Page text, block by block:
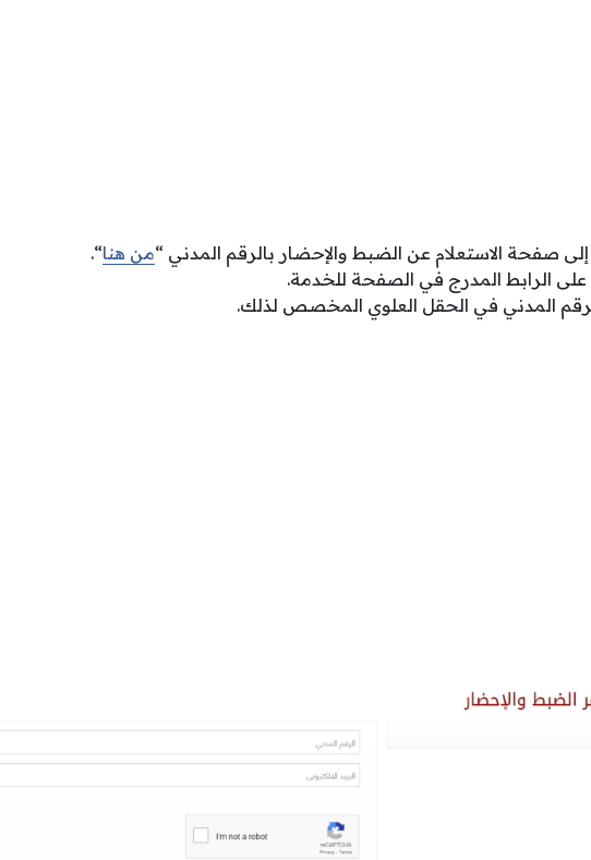
إلى صفحة الاستعلام عن الضبط والإحضار بالرقم المدني “من هنا“.
الرابط المدرج في الصفحة للخدمة.
المدني في الحقل العلوي المخصص لذلك.